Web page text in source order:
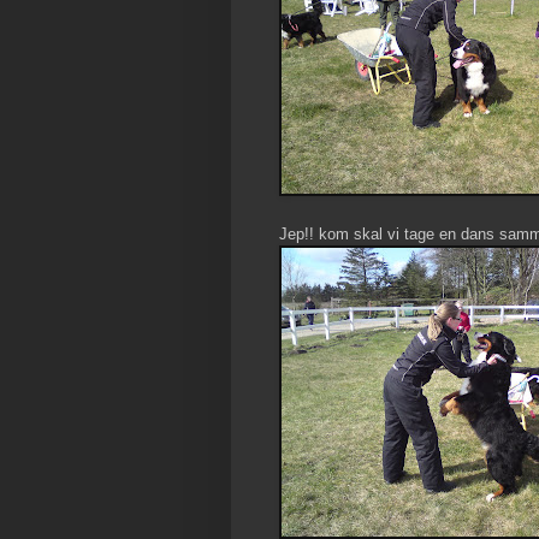
Jep!! kom skal vi tage en dans